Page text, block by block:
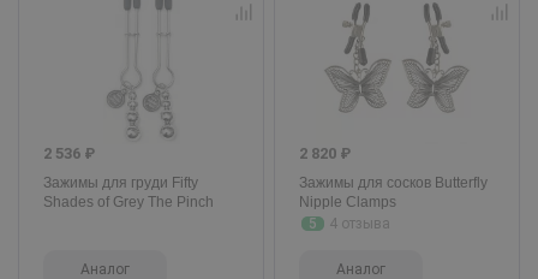
2 536 ₽
Зажимы для груди Fifty
Shades of Grey The Pinch
Аналог
2 820 ₽
Зажимы для сосков Butterfly
Nipple Clamps
5
4 отзыва
Аналог